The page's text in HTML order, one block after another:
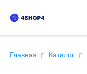
Главная Каталог